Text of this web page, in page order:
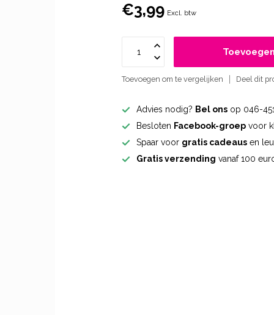
€3,99 Excl. btw
Toevoegen om te vergelijken Deel dit
Advies nodig? Bel ons op 046-
Besloten Facebook-groep voor
Spaar voor gratis cadeaus en
Gratis verzending vanaf 100